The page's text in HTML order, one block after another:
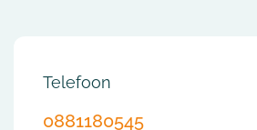
Telefoon
0881180545